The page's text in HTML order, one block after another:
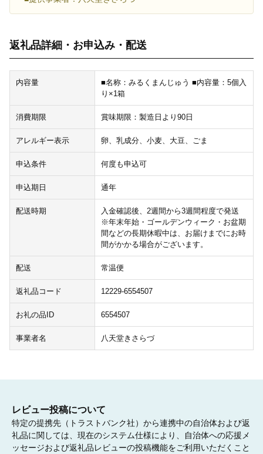
返礼品詳細・お申込み・配送
内容量
■名称：みるくまんじゅう ■内容量：5個入
り×1箱
消費期限 賞味期限：製造日より90日
アレルギー表示 卵、乳成分、小麦、大豆、ごま
申込条件 何度も申込可
申込期日 通年
配送時期
入金確認後、2週間から3週間程度で発送
※年末年始・ゴールデンウィーク・お盆期
間などの長期休暇中は、お届けまでにお時
間がかかる場合がございます。
配送 常温便
返礼品コード 12229-6554507
お礼の品ID 6554507
事業者名 八天堂きさらづ
レビュー投稿について
特定の提携先（トラストバンク社）から連携中の自治体および返
礼品に関しては、現在のシステム仕様により、自治体への応援メ
ッセージおよび返礼品レビューの投稿機能をご利用いただくこと